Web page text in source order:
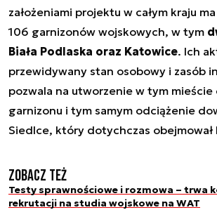
założeniami projektu w całym kraju
106 garnizonów wojskowych, w tym
Biała Podlaska oraz Katowice. Ich
przewidywany stan osobowy i zasób
pozwala na utworzenie w tym
garnizonu i tym samym odciążenie
Siedlce, który dotychczas obejmował
Zobacz też
Testy sprawnościowe i rozmowa – trwa
rekrutacji na studia wojskowe na WAT